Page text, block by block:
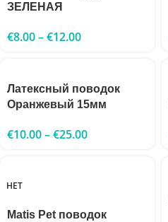
ЗЕЛЕНАЯ
€8.00–€12.00
Латексный поводок
Оранжевый 15мм
€10.00–€25.00
НЕТ
Matis Pet поводок